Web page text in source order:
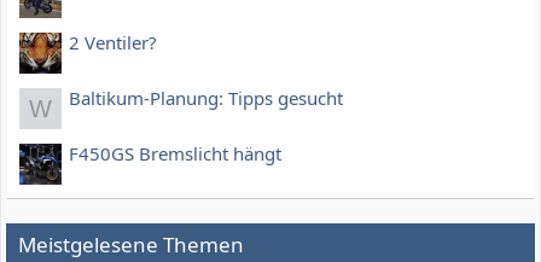
2 Ventiler?
W Baltikum-Planung: Tipps gesucht
F450GS Bremslicht hängt
Meistgelesene Themen